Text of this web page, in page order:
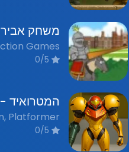
המטרואיד - Metroid